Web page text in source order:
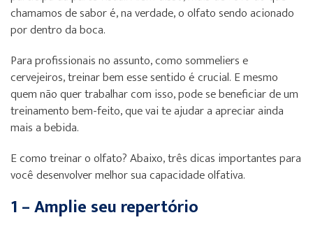
chamamos de sabor é, na verdade, o olfato sendo acionado
por dentro da boca.
Para profissionais no assunto, como sommeliers e
cervejeiros, treinar bem esse sentido é crucial. E mesmo
quem não quer trabalhar com isso, pode se beneficiar de um
treinamento bem-feito, que vai te ajudar a apreciar ainda
mais a bebida.
E como treinar o olfato? Abaixo, três dicas importantes para
você desenvolver melhor sua capacidade olfativa.
1 – Amplie seu repertório